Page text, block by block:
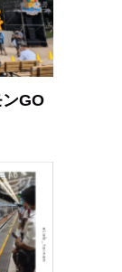
GO